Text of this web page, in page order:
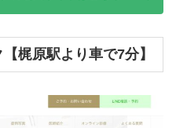
梶原駅より車で7分】